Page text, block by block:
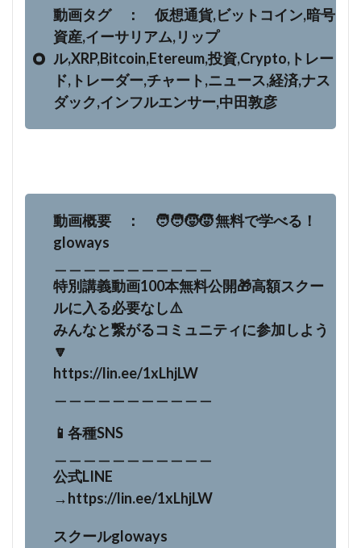
動画タグ ： 仮想通貨,ビットコイン,暗号
資産,イーサリアム,リップ
ル,XRP,Bitcoin,Etereum,投資,Crypto,トレー
ド,トレーダー,チャート,ニュース,経済,ナス
ダック,インフルエンサー,中田敦彦
動画概要 ： 🧑‍🧑‍🧒‍🧒 無料で学べる！
gloways
特別講義動画100本無料公開🎁高額スクー
ルに入る必要なし⚠️
みんなと繋がるコミュニティに参加しよう
🔽
https://lin.ee/1xLhjLW
📱各種SNS
公式LINE
→https://lin.ee/1xLhjLW
スクールgloways